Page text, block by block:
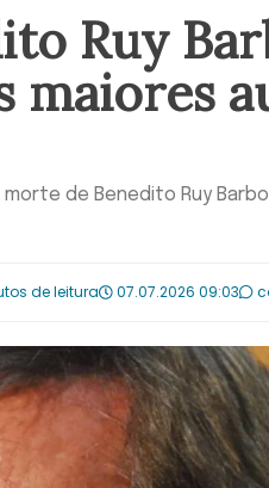
Ruy
maiores
morte de Benedito Ruy
de leitura 07.07.2026 09:03